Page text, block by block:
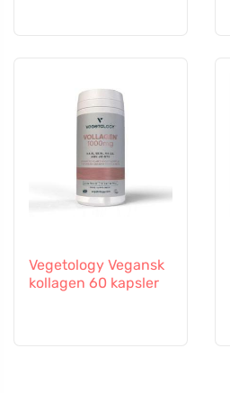
Vegetology Vegansk
kollagen 60 kapsler